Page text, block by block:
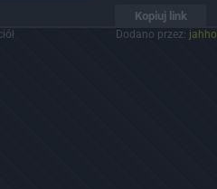
Kopiuj link
Dodano przez: jahho